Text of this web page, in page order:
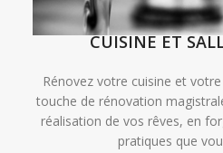
CUISINE ET
Rénovez votre cuisine et
touche de rénovation
réalisation de vos rêves, en
pratiques que